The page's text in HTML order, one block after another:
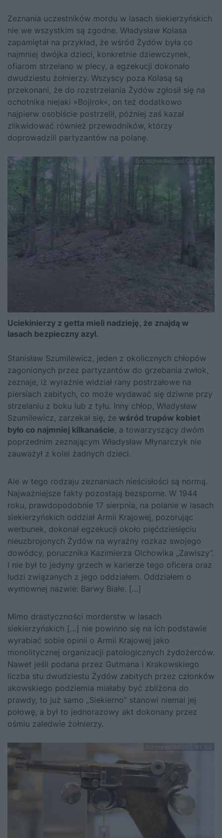
Zeznania uczestników mordu w lasach siekierzyńskich
nie we wszystkim są zgodne. Władysław Kolasa
zapamiętał na przykład, że wśród Żydów była co
najmniej dwójka dzieci, konkretnie dziewczynek,
ofiarom strzelano w plecy, a egzekucji dokonało
dwudziestu żołnierzy. Wszyscy poza Kolasą są
przekonani, że do rozstrzelania Żydów zgłosił się na
ochotnika niejaki »Bojlrok«, on też dodatkowo
najpierw osobiście postrzelił, później zaś kazał
zlikwidować również przewodników, którzy
doprowadzili partyzantów na polanę.
fot.Wojtek-Rajpold/CC BY 3.0
Uciekinierzy z getta mieli nadzieję, że znajdą w
lasach bezpieczny azyl.
Stanisław Szumilewicz, jeden z okolicznych chłopów
zagonionych przez partyzantów do grzebania zwłok,
zeznaje, iż wyraźnie widział rany postrzałowe na
piersiach zabitych, co może wydawać się dziwne przy
strzelaniu z boku lub z tyłu. Inny chłop, Władysław
Szumilewicz, zarzekał się, że wśród trupów kobiet
było co najmniej kilkanaście, a towarzyszący dwóm
poprzednim zeznającym Władysław Młynarczyk nie
zauważył z kolei żadnych dzieci.
Ale w tego rodzaju zeznaniach nieścisłości są normą.
Najważniejsze fakty pozostają bezsporne. W 1944
roku, prawdopodobnie 17 sierpnia, na polanie w lasach
siekierzyńskich oddział Armii Krajowej, pozorując
werbunek, dokonał egzekucji około pięćdziesięciu
nieuzbrojonych Żydów na wyraźny rozkaz swojego
dowódcy, porucznika Kazimierza Olchowika „Zawiszy”.
I nie był to jedyny grzech w karierze tego oficera oraz
ludzi związanych z jego oddziałem. Oddziałem o
wymownej nazwie: Barwy Białe. […]
Mimo drastyczności morderstw w lasach
siekierzyńskich […] nie powinno się na ich podstawie
wyrabiać sobie opinii o Armii Krajowej jako
monolitycznej organizacji patologicznych żydożerców.
Nawet jeśli podana przez Gutmana i Krakowskiego
liczba stu dwudziestu Żydów zabitych przez członków
akowskiego podziemia miałaby być zbliżona do
prawdy, to już samo „Siekierno” stanowi niemal jej
połowę, a był to jednorazowy akt dokonany przez
ośmiu zaledwie żołnierzy.
fot.marek7400/CC BY 3.0